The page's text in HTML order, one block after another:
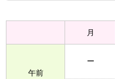
月
午前
ー